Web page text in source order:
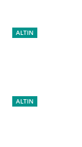
ALTIN
ALTIN